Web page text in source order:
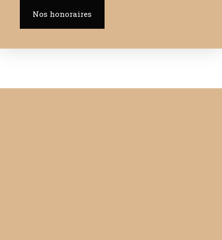
Nos honoraires